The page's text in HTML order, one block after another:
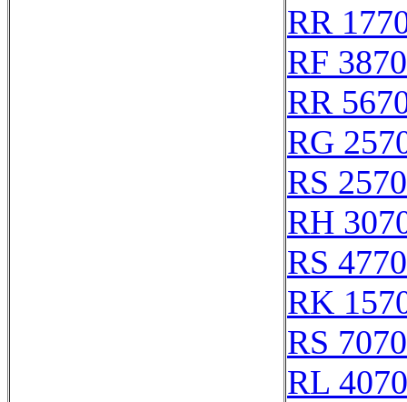
RR
RF
RR
RG
RS
RH
RS
RK
RS
RL